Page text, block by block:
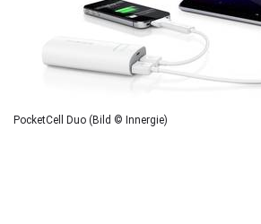
PocketCell Duo (Bild © Innergie)